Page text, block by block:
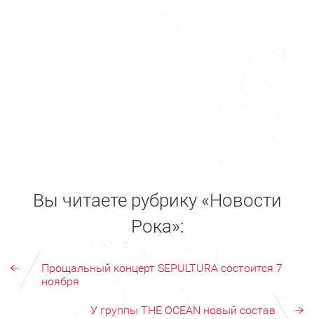
Вы читаете рубрику «Новости
Рока»:
Прощальный концерт SEPULTURA состоится 7
ноября
У группы THE OCEAN новый состав